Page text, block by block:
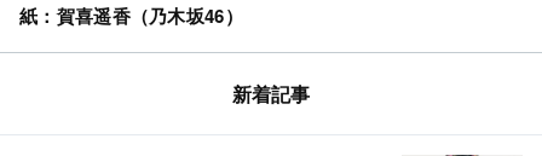
紙：賀喜遥香（乃木坂46）
新着記事